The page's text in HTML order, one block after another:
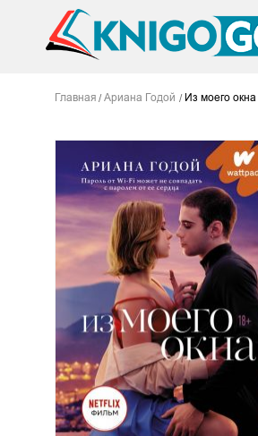
Главная Ариана Годой Из моего окна